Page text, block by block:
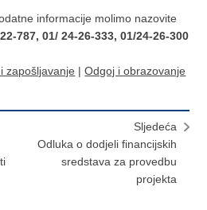
informacije molimo nazovite
787, 01/ 24-26-333, 01/24-26-300
zapošljavanje |Odgoj i obrazovanje
Sljedeća
Odluka o dodjeli financijskih
sredstava za provedbu
projekta